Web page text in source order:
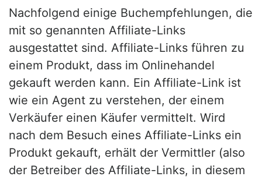
Nachfolgend einige Buchempfehlungen, die
mit so genannten Affiliate-Links
ausgestattet sind. Affiliate-Links führen zu
einem Produkt, dass im Onlinehandel
gekauft werden kann. Ein Affiliate-Link ist
wie ein Agent zu verstehen, der einem
Verkäufer einen Käufer vermittelt. Wird
nach dem Besuch eines Affiliate-Links ein
Produkt gekauft, erhält der Vermittler (also
der Betreiber des Affiliate-Links, in diesem